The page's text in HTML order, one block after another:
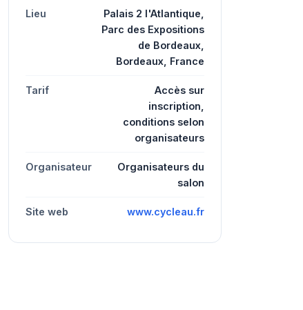
Lieu
Palais 2 l'Atlantique,
Parc des Expositions
de Bordeaux,
Bordeaux, France
Tarif
Accès sur
inscription,
conditions selon
organisateurs
Organisateur
Organisateurs du
salon
Site web www.cycleau.fr